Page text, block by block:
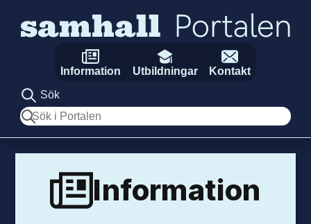
Information Utbildningar
Kontakt
Sök
Sök
Information